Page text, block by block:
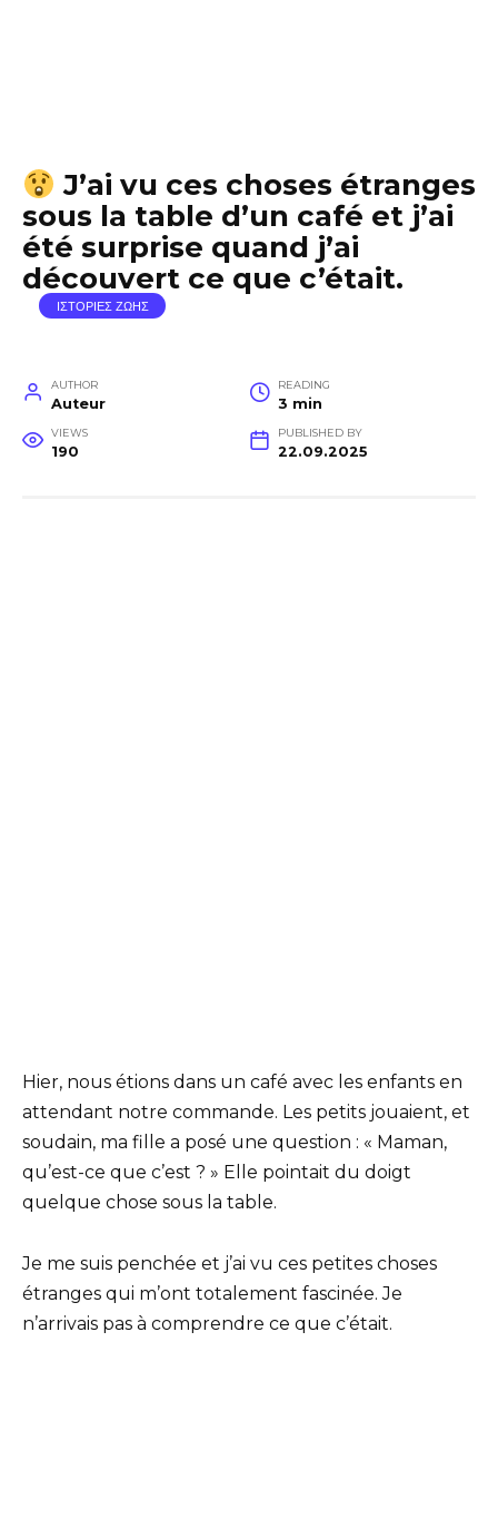
J’ai vu ces choses étranges
sous la table d’un café et j’ai
été surprise quand j’ai
découvert ce que c’était.
ΙΣΤΟΡΙΕΣ ΖΩΗΣ
AUTHOR
Auteur
READING
3 min
VIEWS
190
PUBLISHED BY
22.09.2025
Hier, nous étions dans un café avec les enfants en
attendant notre commande. Les petits jouaient, et
soudain, ma fille a posé une question : « Maman,
qu’est-ce que c’est ? » Elle pointait du doigt
quelque chose sous la table.
Je me suis penchée et j’ai vu ces petites choses
étranges qui m’ont totalement fascinée. Je
n’arrivais pas à comprendre ce que c’était.